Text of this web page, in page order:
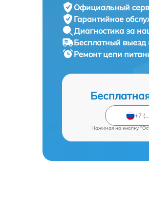
Официальный
Гарантийное
Диагностика за
Бесплатный выезд
Ремонт цепи
Нажимая на кнопку